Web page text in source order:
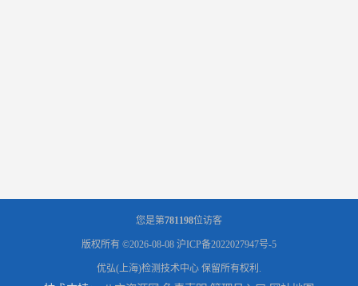
您是第781198位访客
版权所有 ©2026-08-08 沪ICP备2022027947号-5
优弘(上海)检测技术中心 保留所有权利.